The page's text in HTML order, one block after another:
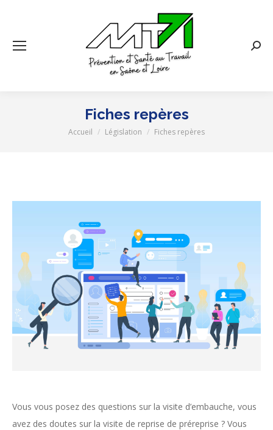
Fiches repères
Vous êtes ici :
Accueil Législation Fiches repères
Vous vous posez des questions sur la visite d’embauche, vous
avez des doutes sur la visite de reprise de préreprise ? Vous